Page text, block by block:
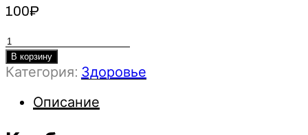
100₽
Количество
товара
Клуб
В корзину
Категория: Здоровье
Описание